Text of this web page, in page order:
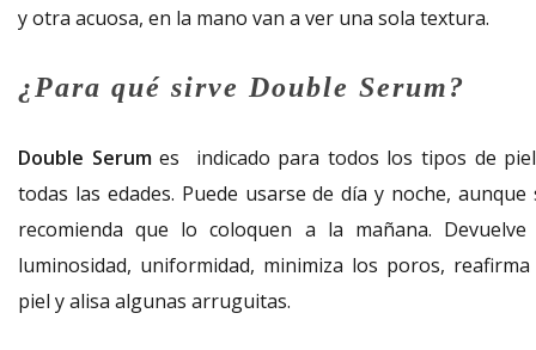
y otra acuosa, en la mano van a ver una sola textura.
¿Para qué sirve Double Serum?
Double Serumes indicado para todos los tipos de
todas las edades. Puede usarse de día y noche, aunque
recomienda que lo coloquen a la mañana. Devuelve
luminosidad, uniformidad, minimiza los poros,
piel y alisa algunas arruguitas.